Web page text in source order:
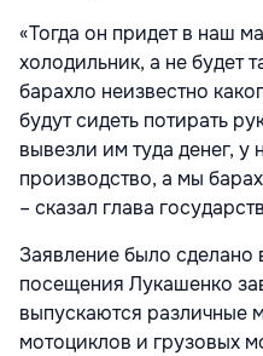
«Тогда он придет в наш
холодильник, а не будет
барахло неизвестно
будут сидеть потирать
вывезли им туда денег, у
производство, а мы
– сказал глава
Заявление было сделано
посещения Лукашенко
выпускаются различные
мотоциклов и грузовых